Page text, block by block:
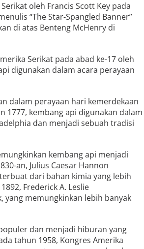
oleh Francis Scott Key pada
“The Star-Spangled Banner”
di atas Benteng McHenry di
Serikat pada abad ke-17 oleh
digunakan dalam acara perayaan
dalam perayaan hari kemerdekaan
1777, kembang api digunakan dalam
dan menjadi sebuah tradisi
kembang api menjadi
an, Julius Caesar Hannon
dari bahan kimia yang lebih
Frederick A. Leslie
yang memungkinkan lebih banyak
dan menjadi hiburan yang
tahun 1958, Kongres Amerika